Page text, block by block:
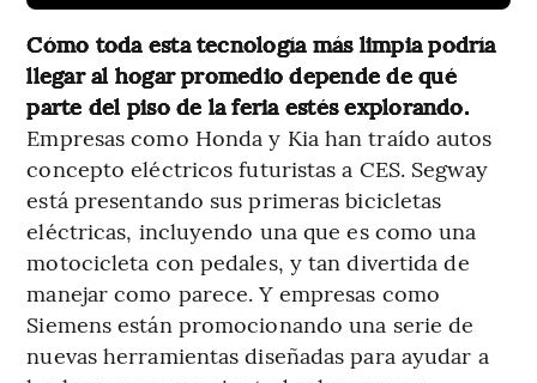
Cómo toda esta tecnología más limpia podría
llegar al hogar promedio depende de qué
parte del piso de la feria estés explorando.
Empresas como Honda y Kia han traído autos
concepto eléctricos futuristas a CES. Segway
está presentando sus primeras bicicletas
eléctricas, incluyendo una que es como una
motocicleta con pedales, y tan divertida de
manejar como parece. Y empresas como
Siemens están promocionando una serie de
nuevas herramientas diseñadas para ayudar a